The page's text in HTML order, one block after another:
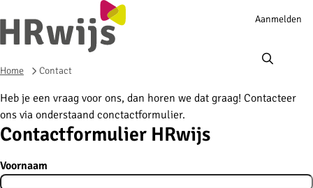
Account
Aanmelden
Home Contact
Heb je een vraag voor ons, dan horen we dat graag! Contacteer
ons via onderstaand conctactformulier.
Contactformulier HRwijs
Voornaam